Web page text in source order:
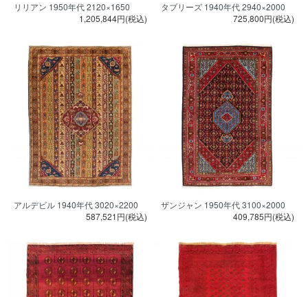
リリアン 1950年代 2120×1650
1,205,844円(税込)
タブリーズ 1940年代 2940×2000
725,800円(税込)
アルデビル 1940年代 3020×2200
587,521円(税込)
ザンジャン 1950年代 3100×2000
409,785円(税込)